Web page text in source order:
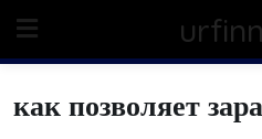
content
как позволяет